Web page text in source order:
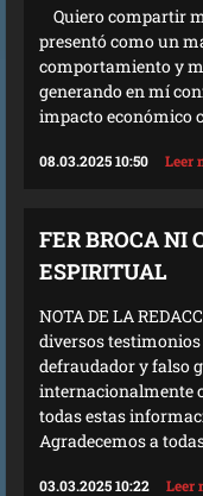
Quiero compartir
presentó como un
comportamiento y
generando en mí
impacto económico
08.03.2025 10:50 Leer
FER BROCA NI
ESPIRITUAL
NOTA DE LA
diversos
defraudador y falso
internacionalmente
todas estas
Agradecemos a
03.03.2025 10:22 Leer